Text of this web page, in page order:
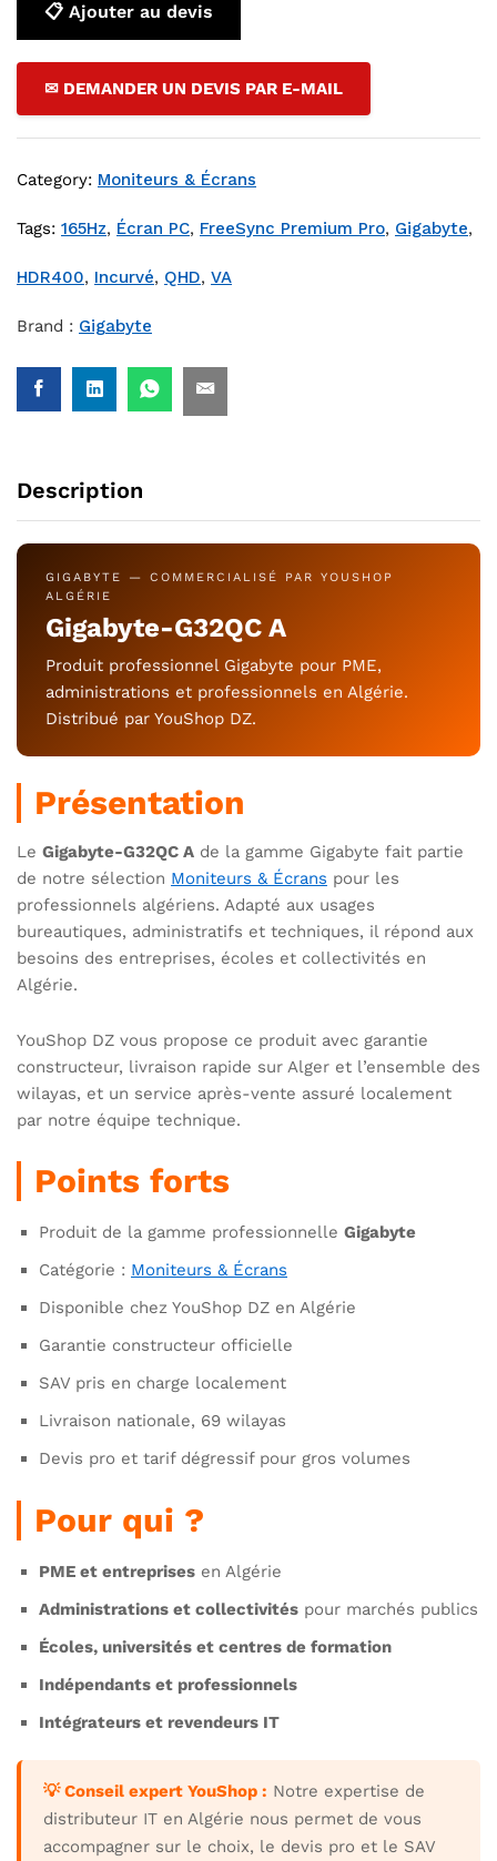
📋 Ajouter au devis
✉ DEMANDER UN DEVIS PAR E-MAIL
Category: Moniteurs & Écrans
Tags: 165Hz, Écran PC, FreeSync Premium Pro, Gigabyte,
HDR400, Incurvé, QHD, VA
Brand : Gigabyte
Description
GIGABYTE — COMMERCIALISÉ PAR YOUSHOP
ALGÉRIE
Gigabyte-G32QC A
Produit professionnel Gigabyte pour PME,
administrations et professionnels en Algérie.
Distribué par YouShop DZ.
Présentation
Le Gigabyte-G32QC A de la gamme Gigabyte fait partie
de notre sélection Moniteurs & Écrans pour les
professionnels algériens. Adapté aux usages
bureautiques, administratifs et techniques, il répond aux
besoins des entreprises, écoles et collectivités en
Algérie.
YouShop DZ vous propose ce produit avec garantie
constructeur, livraison rapide sur Alger et l’ensemble des
wilayas, et un service après-vente assuré localement
par notre équipe technique.
Points forts
Produit de la gamme professionnelle Gigabyte
Catégorie : Moniteurs & Écrans
Disponible chez YouShop DZ en Algérie
Garantie constructeur officielle
SAV pris en charge localement
Livraison nationale, 69 wilayas
Devis pro et tarif dégressif pour gros volumes
Pour qui ?
PME et entreprises en Algérie
Administrations et collectivités pour marchés publics
Écoles, universités et centres de formation
Indépendants et professionnels
Intégrateurs et revendeurs IT
💡 Conseil expert YouShop : Notre expertise de
distributeur IT en Algérie nous permet de vous
accompagner sur le choix, le devis pro et le SAV